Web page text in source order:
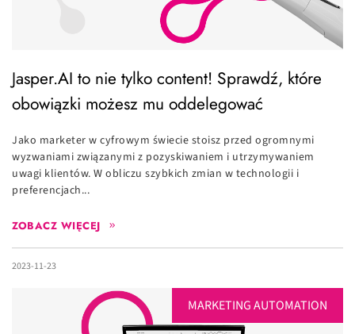
Jasper.AI to nie tylko content! Sprawdź, które
obowiązki możesz mu oddelegować
Jako marketer w cyfrowym świecie stoisz przed ogromnymi
wyzwaniami związanymi z pozyskiwaniem i utrzymywaniem
uwagi klientów. W obliczu szybkich zmian w technologii i
preferencjach...
ZOBACZ WIĘCEJ
2023-11-23
MARKETING AUTOMATION